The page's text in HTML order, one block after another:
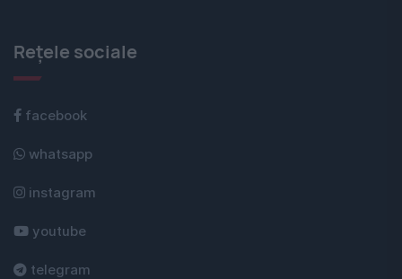
Rețele sociale
facebook
whatsapp
instagram
youtube
telegram